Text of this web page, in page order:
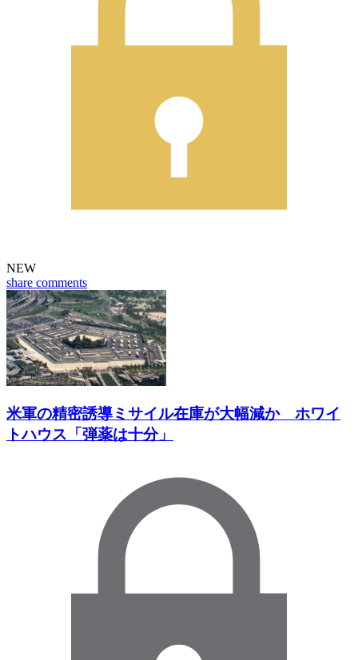
NEW
share comments
米軍の精密誘導ミサイル在庫が大幅減か ホワイ
トハウス「弾薬は十分」